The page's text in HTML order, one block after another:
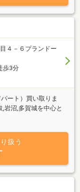
４－６プランドー
歩3分
ート）買い取りま
沼,多賀城を中心と
の買取、売買・賃貸
★ ★ ★ ★ ★ ★ ★
お見積り・聞
ナ過ではあります
お気軽に相談くださ
扱う